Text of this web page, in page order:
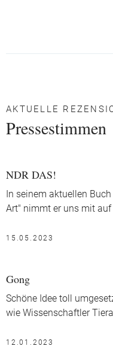
AKTUELLE
Pressestimmen
NDR DAS!
In seinem aktuellen
Art" nimmt er uns mit
15.05.2023
Gong
Schöne Idee toll
wie Wissenschaftler
12.01.2023